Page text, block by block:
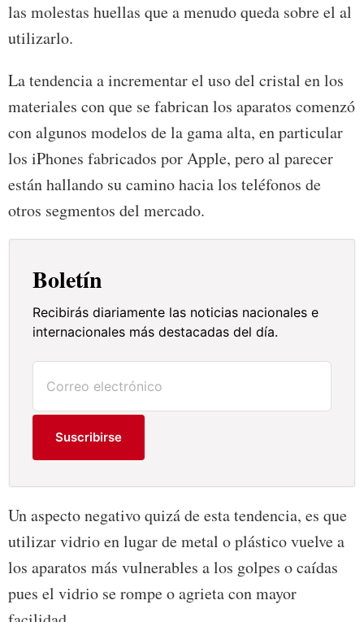
las molestas huellas que a menudo queda sobre el al
utilizarlo.
La tendencia a incrementar el uso del cristal en los
materiales con que se fabrican los aparatos comenzó
con algunos modelos de la gama alta, en particular
los iPhones fabricados por Apple, pero al parecer
están hallando su camino hacia los teléfonos de
otros segmentos del mercado.
Boletín
Recibirás diariamente las noticias nacionales e
internacionales más destacadas del día.
Suscribirse
Un aspecto negativo quizá de esta tendencia, es que
utilizar vidrio en lugar de metal o plástico vuelve a
los aparatos más vulnerables a los golpes o caídas
pues el vidrio se rompe o agrieta con mayor